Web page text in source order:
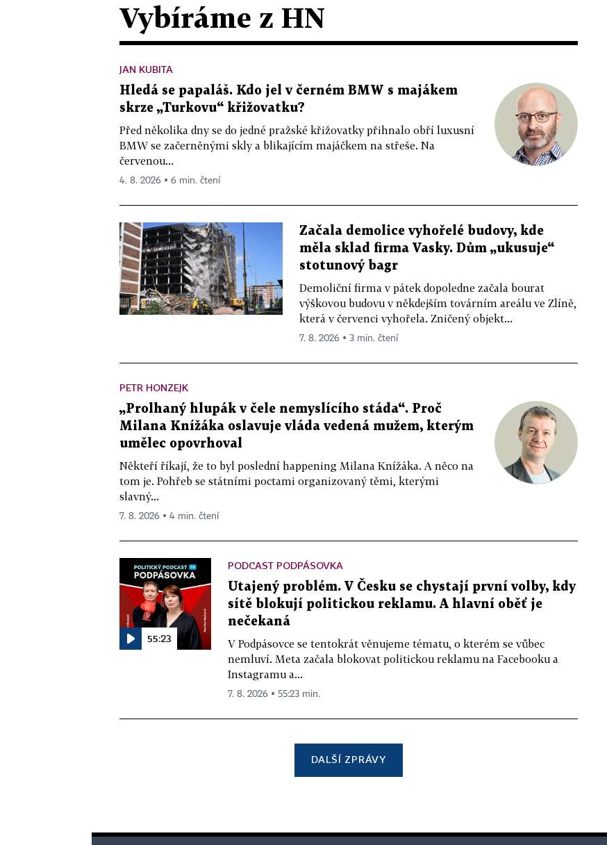
Vybíráme z HN
JAN KUBITA
Hledá se papaláš. Kdo jel v černém BMW s majákem
skrze „Turkovu“ křižovatku?
Před několika dny se do jedné pražské křižovatky přihnalo obří luxusní
BMW se začerněnými skly a blikajícím majáčkem na střeše. Na
červenou...
4. 8. 2026 ▪ 6 min. čtení
Začala demolice vyhořelé budovy, kde
měla sklad firma Vasky. Dům „ukusuje“
stotunový bagr
Demoliční firma v pátek dopoledne začala bourat
výškovou budovu v někdejším továrním areálu ve Zlíně,
která v červenci vyhořela. Zničený objekt...
7. 8. 2026 ▪ 3 min. čtení
PETR HONZEJK
„Prolhaný hlupák v čele nemyslícího stáda“. Proč
Milana Knížáka oslavuje vláda vedená mužem, kterým
umělec opovrhoval
Někteří říkají, že to byl poslední happening Milana Knížáka. A něco na
tom je. Pohřeb se státními poctami organizovaný těmi, kterými
slavný...
7. 8. 2026 ▪ 4 min. čtení
55:23
PODCAST PODPÁSOVKA
Utajený problém. V Česku se chystají první volby, kdy
sítě blokují politickou reklamu. A hlavní oběť je
nečekaná
V Podpásovce se tentokrát věnujeme tématu, o kterém se vůbec
nemluví. Meta začala blokovat politickou reklamu na Facebooku a
Instagramu a...
7. 8. 2026 ▪ 55:23 min.
DALŠÍ ZPRÁVY